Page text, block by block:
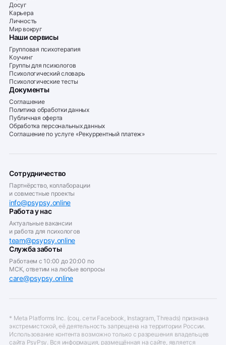
Досуг
Карьера
Личность
Мир вокруг
Наши сервисы
Групповая психотерапия
Коучинг
Группы для психологов
Психологический словарь
Психологические тесты
Документы
Соглашение
Политика обработки данных
Публичная оферта
Обработка персональных данных
Соглашение по услуге «Рекуррентный платеж»
Сотрудничество
Партнёрство, коллаборации
и совместные проекты
info@psypsy.online
Работа у нас
Актуальные вакансии
и работа для психологов
team@psypsy.online
Служба заботы
Работаем с 10:00 до 20:00 по
МСК, ответим на любые вопросы
care@psypsy.online
* Meta Platforms Inc. (соц. сети Facebook, Instagram, Threads) признана
экстремистской, её деятельность запрещена на территории России.
Использование контента возможно только с разрешения владельцев
сайта PsyPsy. Вся информация, размещённая на сайте, является